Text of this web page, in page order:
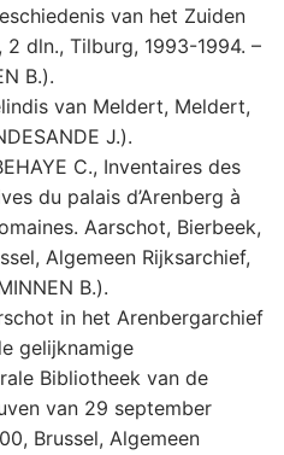
van het Zuiden
dln., Tilburg, 1993-1994. –
B.).
van Meldert, Meldert,
J.).
C., Inventaires des
du palais d’Arenberg à
Aarschot, Bierbeek,
Algemeen Rijksarchief,
B.).
in het Arenbergarchief
gelijknamige
Bibliotheek van de
van 29 september
Brussel, Algemeen